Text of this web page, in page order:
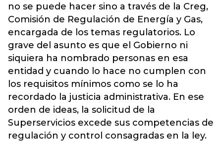
no se puede hacer sino a través de la Creg,
Comisión de Regulación de Energía y Gas,
encargada de los temas regulatorios. Lo
grave del asunto es que el Gobierno ni
siquiera ha nombrado personas en esa
entidad y cuando lo hace no cumplen con
los requisitos mínimos como se lo ha
recordado la justicia administrativa. En ese
orden de ideas, la solicitud de la
Superservicios excede sus competencias de
regulación y control consagradas en la ley.